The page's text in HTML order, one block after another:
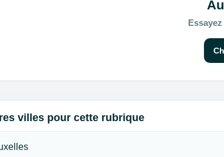
villes pour cette rubrique